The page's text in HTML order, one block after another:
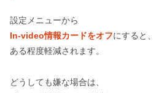
設定メニューから
In-video情報カードをオフにすると、
ある程度軽減されます。
どうしても嫌な場合は、